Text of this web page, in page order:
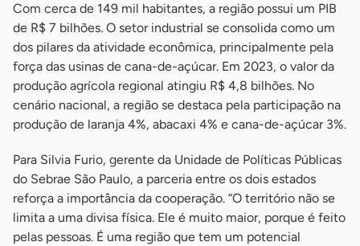
Com cerca de 149 mil habitantes, a região possui um PIB
de R$ 7 bilhões. O setor industrial se consolida como um
dos pilares da atividade econômica, principalmente pela
força das usinas de cana-de-açúcar. Em 2023, o valor da
produção agrícola regional atingiu R$ 4,8 bilhões. No
cenário nacional, a região se destaca pela participação na
produção de laranja 4%, abacaxi 4% e cana-de-açúcar 3%.
Para Silvia Furio, gerente da Unidade de Políticas Públicas
do Sebrae São Paulo, a parceria entre os dois estados
reforça a importância da cooperação. “O território não se
limita a uma divisa física. Ele é muito maior, porque é feito
pelas pessoas. É uma região que tem um potencial